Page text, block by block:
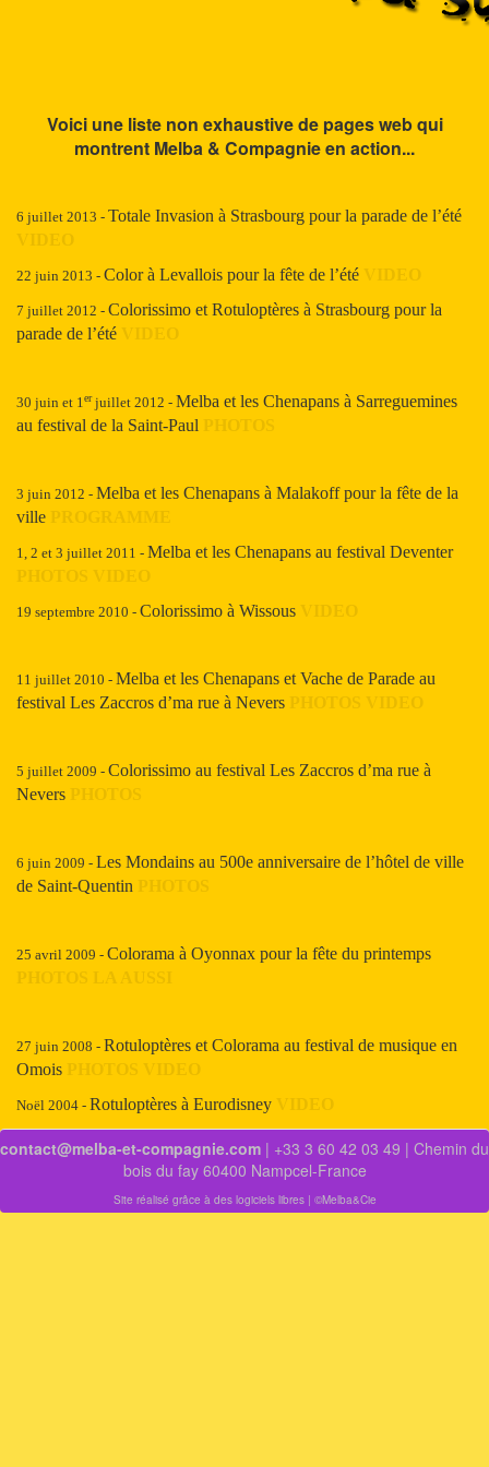
Voici une liste non exhaustive de pages web qui
montrent Melba & Compagnie en action...
6 juillet 2013 - Totale Invasion à Strasbourg pourla parade de l’été
22 juin 2013 - Color à Levallois pour la fête de l’été
7 juillet 2012 - Colorissimo et Rotuloptères à Strasbourg pourla
parade de l’été
30 juin et 1erjuillet 2012 - Melba et les Chenapans à Sarreguemines
au festival de la Saint-Paul
3 juin 2012 - Melba et les Chenapans à Malakoff pour la fête de la
ville
1, 2 et 3 juillet 2011 - Melba et les Chenapans au festival Deventer
19 septembre 2010 - Colorissimo à Wissous
11 juillet 2010 - Melba et les Chenapans et Vache de Parade au
festival Les Zaccros d’ma rue à Nevers
5 juillet 2009 - Colorissimo au festival Les Zaccros d’ma rue à
Nevers
6 juin 2009 - Les Mondains au 500e anniversaire de l’hôtel de ville
de Saint-Quentin
25 avril 2009 - Colorama à Oyonnax pour la fête du printemps
27 juin 2008 - Rotuloptères et Colorama au festival de musique en
Omois
Noël 2004 - Rotuloptères à Eurodisney
contact@melba-et-compagnie.com | +33 3 60 42 03 49 | Chemin du
bois du fay 60400 Nampcel-France
Site réalisé grâce à des logiciels libres| ©Melba&Cie